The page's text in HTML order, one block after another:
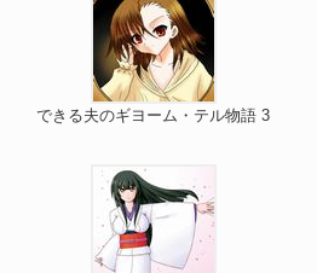
できる夫のギヨーム・テル物語 3